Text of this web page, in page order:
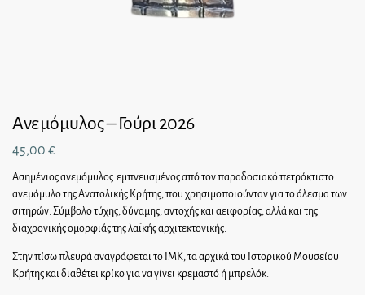
Ανεμόμυλος – Γούρι 2026
45,00 €
Ασημένιος ανεμόμυλος εμπνευσμένος από τον παραδοσιακό πετρόκτιστο
ανεμόμυλο της Ανατολικής Κρήτης, που χρησιμοποιούνταν για το άλεσμα των
σιτηρών. Σύμβολο τύχης, δύναμης, αντοχής και αειφορίας, αλλά και της
διαχρονικής ομορφιάς της λαϊκής αρχιτεκτονικής.
Στην πίσω πλευρά αναγράφεται το ΙΜΚ, τα αρχικά του Ιστορικού Μουσείου
Κρήτης και διαθέτει κρίκο για να γίνει κρεμαστό ή μπρελόκ.